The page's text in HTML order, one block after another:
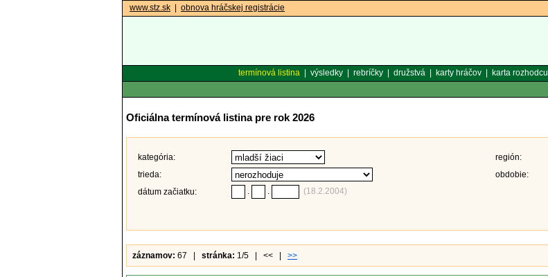
www.stz.sk obnova hráčskej registrácie
termínová listina| výsledky| rebríčky| družstvá| karty hráčov| karta rozhodcu
Oficiálna termínová listina pre rok 2026
kategória:
región:
trieda:
obdobie:
dátum začiatku:
. . (18.2.2004)
záznamov: 67 | stránka: 1/5 | << | >>